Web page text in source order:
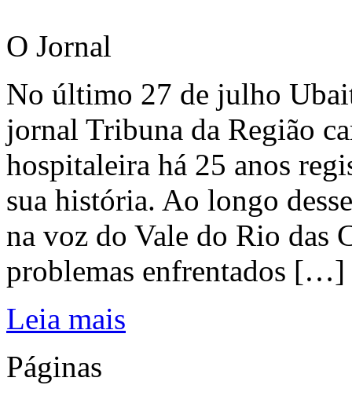
O Jornal
No último 27 de julho
jornal Tribuna da Região
hospitaleira há 25 anos
sua história. Ao longo
na voz do Vale do Rio das
problemas enfrentados […]
Leia mais
Páginas